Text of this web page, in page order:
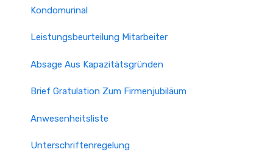
Kondomurinal
Leistungsbeurteilung Mitarbeiter
Absage Aus Kapazitätsgründen
Brief Gratulation Zum Firmenjubiläum
Anwesenheitsliste
Unterschriftenregelung